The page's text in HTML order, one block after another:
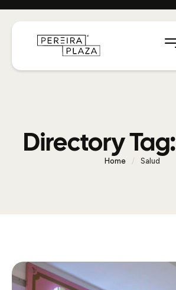
Directory Tag:
Home / Salud